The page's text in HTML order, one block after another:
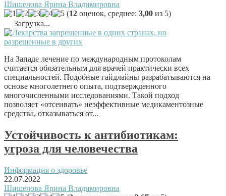
Шишелова Ярина Владимировна
(12 оценок, среднее: 3,00 из 5)
Загрузка...
На Западе лечение по международным протоколам
считается обязательным для врачей практически всех
специальностей. Подобные гайдлайны разрабатываются на
основе многолетнего опыта, подтвержденного
многочисленными исследованиями. Такой подход
позволяет «отсеивать» неэффективные медикаментозные
средства, отказываться от...
Устойчивость к антибиотикам:
угроза для человечества
Информация о здоровье
22.07.2022
Шишелова Ярина Владимировна